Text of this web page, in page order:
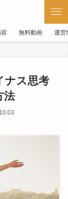
無料動画 運営
ナス思考
法